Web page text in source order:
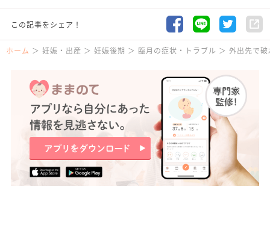
この記事をシェア！
ホーム 妊娠・出産 妊娠後期 臨月の症状・トラブル 外出先で